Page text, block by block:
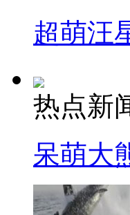
超萌汪
热点新
呆萌大